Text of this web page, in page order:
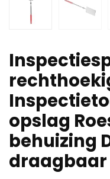
opslag
behuizing
draagbaar